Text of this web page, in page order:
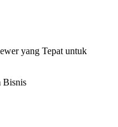
yang Tepat untuk
Bisnis